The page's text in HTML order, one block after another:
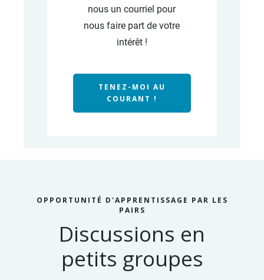
nous un courriel pour
nous faire part de votre
intérêt !
TENEZ-MOI AU
COURANT !
OPPORTUNITÉ D'APPRENTISSAGE PAR LES
PAIRS
Discussions en
petits groupes